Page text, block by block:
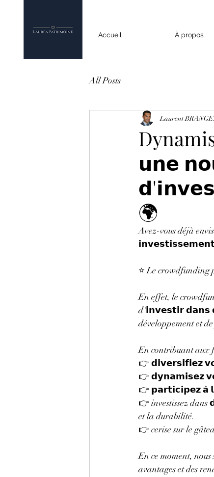
Accueil À propos
All Posts
𝘂𝗻𝗲
🌍
Laurent
Avez-vous déjà
⭐ Le crowdfunding
En effet, le
d'𝗶𝗻𝘃𝗲𝘀𝘁𝗶𝗿 𝗱𝗮𝗻𝘀
développement et
En contribuant aux
👉 𝗱𝗶𝘃𝗲𝗿𝘀𝗶𝗳𝗶𝗲𝘇
👉 𝗱𝘆𝗻𝗮𝗺𝗶𝘀𝗲𝘇
👉 𝗽𝗮𝗿𝘁𝗶𝗰𝗶𝗽𝗲𝘇 𝗮̀
👉 investissez
et la durabilité.
👉 cerise sur le
En ce moment,
avantages et des